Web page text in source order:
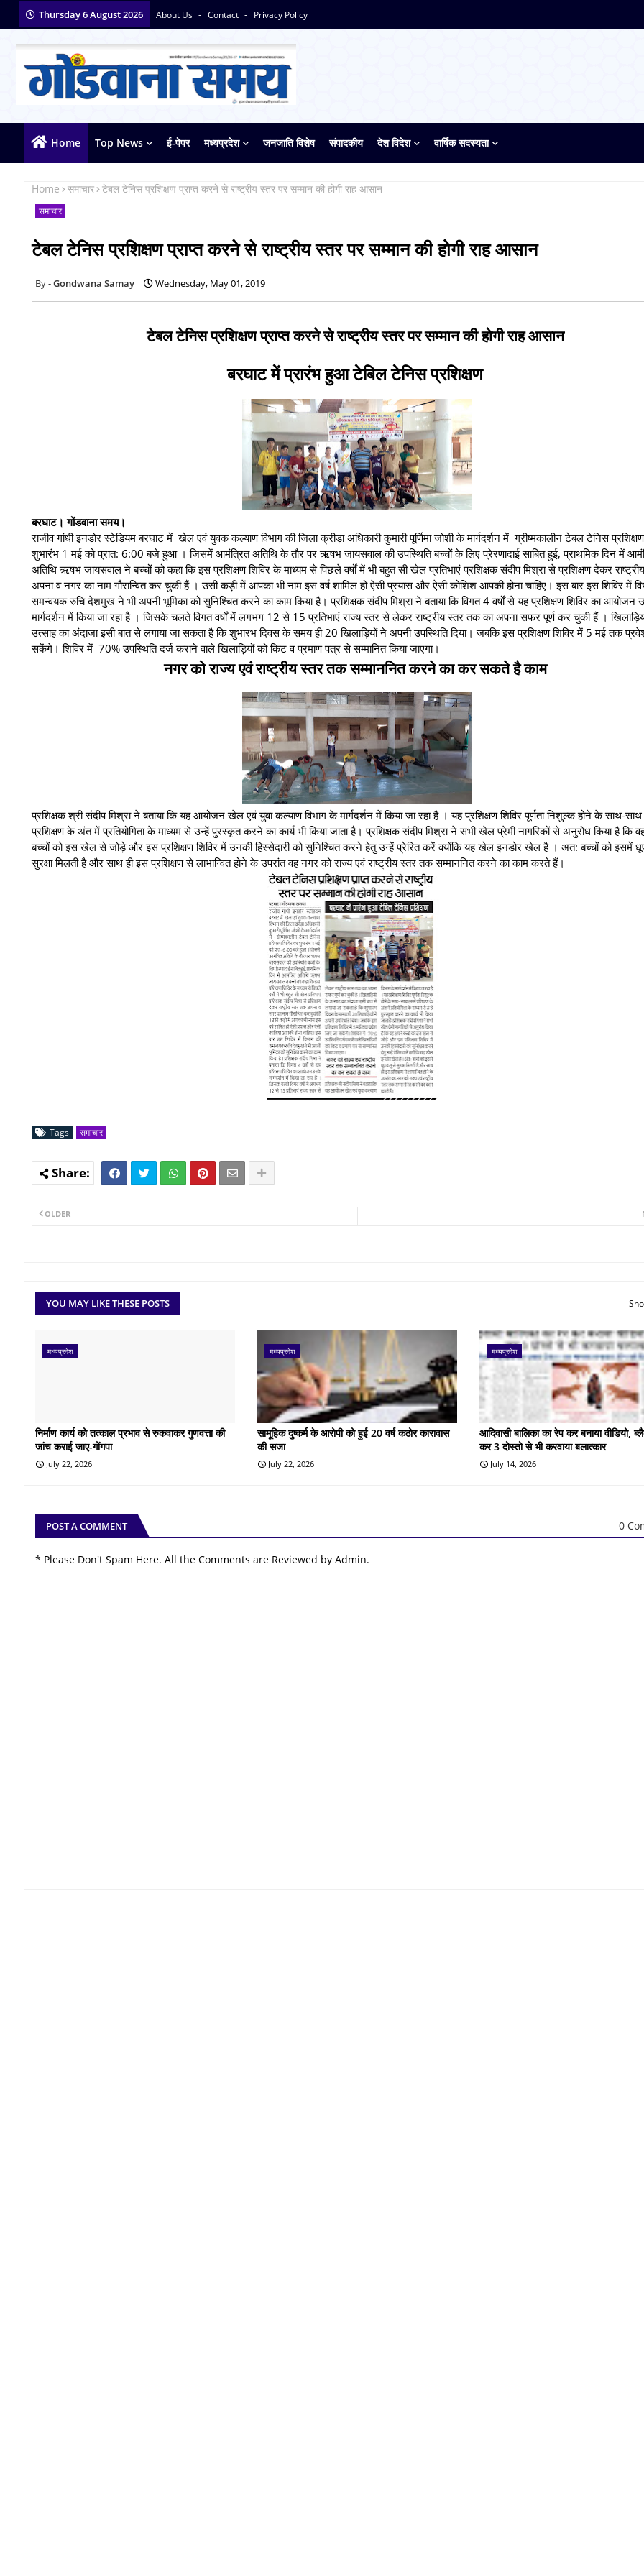
Thursday 6 August 2026 About Us Contact Privacy Policy
Home Top News ई-पेपर मध्यप्रदेश जनजाति विशेष संपादकीय देश विदेश वार्षिक सदस्यता
Home समाचार टेबल टेनिस प्रशिक्षण प्राप्त करने से राष्ट्रीय स्तर पर सम्मान की होगी राह आसान
समाचार
टेबल टेनिस प्रशिक्षण प्राप्त करने से राष्ट्रीय स्तर पर सम्मान की होगी राह आसान
Gondwana Samay Wednesday, May 01, 2019
टेबल टेनिस प्रशिक्षण प्राप्त करने से राष्ट्रीय स्तर पर सम्मान की होगी राह आसान
बरघाट में प्रारंभ हुआ टेबिल टेनिस प्रशिक्षण
बरघाट। गोंडवाना समय।
राजीव गांधी इनडोर स्टेडियम बरघाट में खेल एवं युवक कल्याण विभाग की जिला क्रीड़ा अधिकारी कुमारी पूर्णिमा जोशी के मार्गदर्शन में ग्रीष्मकालीन टेबल टेनिस
शुभारंभ 1 मई को प्रात: 6:00 बजे हुआ । जिसमें आमंत्रित अतिथि के तौर पर ऋषभ जायसवाल की उपस्थिति बच्चों के लिए प्रेरणादाई साबित हुई, प्राथमिक दिन में
अतिथि ऋषभ जायसवाल ने बच्चों को कहा कि इस प्रशिक्षण शिविर के माध्यम से पिछले वर्षों में भी बहुत सी खेल प्रतिभाएं प्रशिक्षक संदीप मिश्रा से प्रशिक्षण देकर
अपना व नगर का नाम गौरान्वित कर चुकी हैं । उसी कड़ी में आपका भी नाम इस वर्ष शामिल हो ऐसी प्रयास और ऐसी कोशिश आपकी होना चाहिए। इस बार इस शिविर में
समन्वयक रुचि देशमुख ने भी अपनी भूमिका को सुनिश्चित करने का काम किया है। प्रशिक्षक संदीप मिश्रा ने बताया कि विगत 4 वर्षों से यह प्रशिक्षण शिविर का आयोजन
मार्गदर्शन में किया जा रहा है । जिसके चलते विगत वर्षों में लगभग 12 से 15 प्रतिभाएं राज्य स्तर से लेकर राष्ट्रीय स्तर तक का अपना सफर पूर्ण कर चुकी हैं ।
उत्साह का अंदाजा इसी बात से लगाया जा सकता है कि शुभारभ दिवस के समय ही 20 खिलाड़ियों ने अपनी उपस्थिति दिया। जबकि इस प्रशिक्षण शिविर में 5 मई तक
सकेंगे। शिविर में 70% उपस्थिति दर्ज कराने वाले खिलाड़ियों को किट व प्रमाण पत्र से सम्मानित किया जाएगा।
नगर को राज्य एवं राष्ट्रीय स्तर तक सम्माननित करने का कर सकते है काम
प्रशिक्षक श्री संदीप मिश्रा ने बताया कि यह आयोजन खेल एवं युवा कल्याण विभाग के मार्गदर्शन में किया जा रहा है । यह प्रशिक्षण शिविर पूर्णता निशुल्क होने के साथ-
प्रशिक्षण के अंत में प्रतियोगिता के माध्यम से उन्हें पुरस्कृत करने का कार्य भी किया जाता है। प्रशिक्षक संदीप मिश्रा ने सभी खेल प्रेमी नागरिकों से अनुरोध किया है कि
बच्चों को इस खेल से जोड़े और इस प्रशिक्षण शिविर में उनकी हिस्सेदारी को सुनिश्चित करने हेतु उन्हें प्रेरित करें क्योंकि यह खेल इनडोर खेल है । अत: बच्चों को इसमें
सुरक्षा मिलती है और साथ ही इस प्रशिक्षण से लाभान्वित होने के उपरांत वह नगर को राज्य एवं राष्ट्रीय स्तर तक सम्माननित करने का काम करते हैं।
Tags समाचार
OLDER
YOU MAY LIKE THESE POSTS
मध्यप्रदेश
निर्माण कार्य को तत्काल प्रभाव से रुकवाकर गुणवत्ता की
जांच कराई जाए-गोंगपा
July 22, 2026
मध्यप्रदेश
सामूहिक दुष्कर्म के आरोपी को हुई 20 वर्ष कठोर कारावास
की सजा
July 22, 2026
मध्यप्रदेश
आदिवासी बालिका का रेप कर बनाया वीडियो,
कर 3 दोस्तो से भी करवाया बलात्कार
July 14, 2026
POST A COMMENT 0
* Please Don't Spam Here. All the Comments are Reviewed by Admin.